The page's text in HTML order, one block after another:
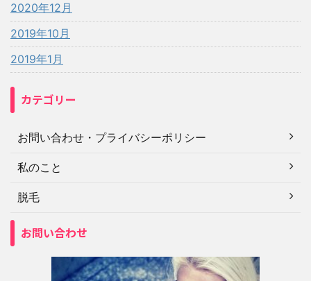
2020年12月
2019年10月
2019年1月
カテゴリー
お問い合わせ・プライバシーポリシー
私のこと
脱毛
お問い合わせ